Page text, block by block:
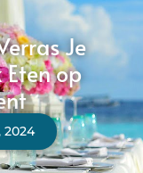
Je
op
2024